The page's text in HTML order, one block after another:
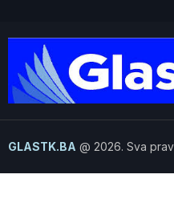
GLASTK.BA @ 2026. Sva